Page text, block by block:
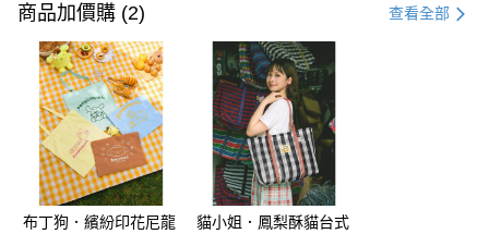
信用卡一次付款
購物金
超商取貨付款
LINE Pay
街口支付
運送方式
商品加價購 (2) 查看全部
布丁狗．繽紛印花尼龍
貓小姐．鳳梨酥貓台式